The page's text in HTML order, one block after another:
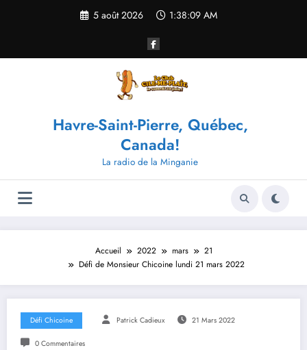
5 août 2026 1:38:09 AM
Havre-Saint-Pierre, Québec,
Canada!
La radio de la Minganie
Accueil 2022 mars
21
Défi de Monsieur Chicoine lundi 21 mars 2022
Défi Chicoine Patrick Cadieux 21 Mars 2022
0 Commentaires